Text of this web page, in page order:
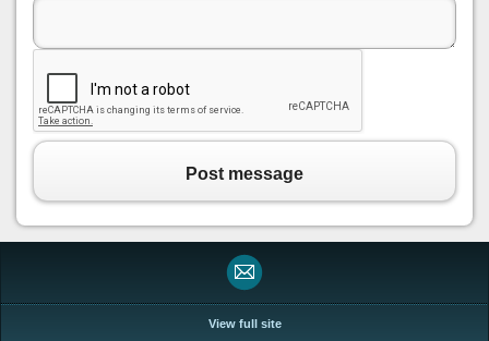
Post message
View full site